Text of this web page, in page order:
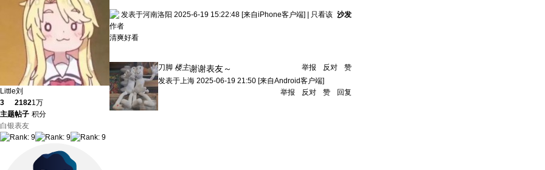
Little刘
3
主题
2182
帖子
1万
积分
白银表友
沙发
发表于河南洛阳 2025-6-19 15:22:48 [来自iPhone客户端]
只看该
作者
清爽好看
举报 反对 赞
刀脚 楼主谢谢表友～
发表于上海 2025-06-19 21:50 [来自Android客户端]
举报
反对 赞 回复